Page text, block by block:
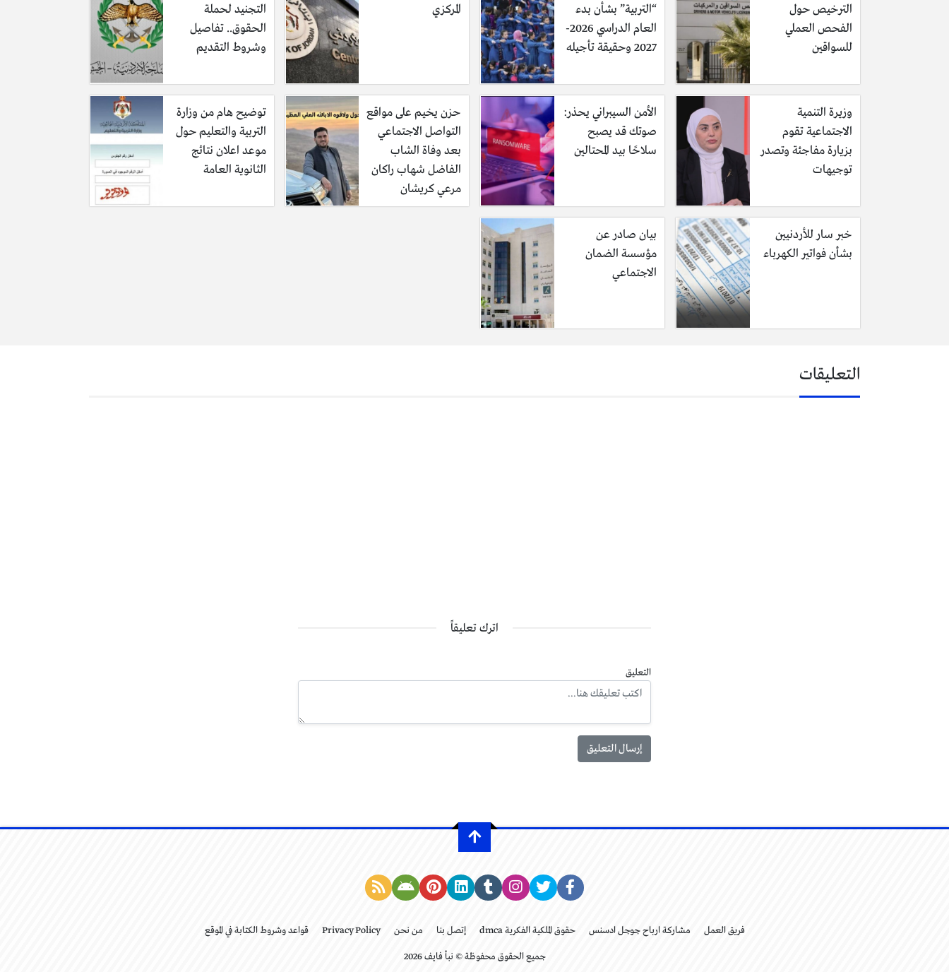
الترخيص حول
الفحص العملي
للسواقين
“التربية” بشأن بدء
العام الدراسي 2026-
2027 وحقيقة تأجيله
المركزي
التجنيد لحملة
الحقوق.. تفاصيل
وشروط التقديم
وزيرة التنمية
الاجتماعية تقوم
بزيارة مفاجئة وتصدر
توجيهات
الأمن السيبراني يحذر:
صوتك قد يصبح
سلاحًا بيد المحتالين
حزن يخيم على مواقع
التواصل الاجتماعي
بعد وفاة الشاب
الفاضل شهاب راكان
مرعي كريشان
توضيح هام من وزارة
التربية والتعليم حول
موعد اعلان نتائج
الثانوية العامة
خبر سار للأردنيين
بشأن فواتير الكهرباء
بيان صادر عن
مؤسسة الضمان
الاجتماعي
التعليقات
اترك تعليقاً
التعليق
فريق العمل مشاركة ارباح جوجل ادسنس حقوق الملكية الفكرية dmca إتصل بنا من نحن Privacy Policy قواعد وشروط الكتابة في الموقع
جميع الحقوق محفوظة © نبأ فايف 2026